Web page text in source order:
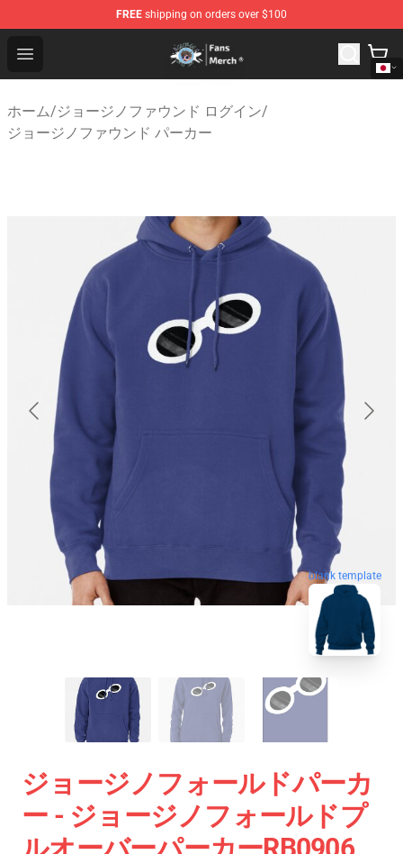
FREE shipping on orders over $100
Open menu
GeorgeNotFound Store - Official GeorgeNotFound
ホーム/ジョージノファウンド ログイン/
ジョージノファウンド パーカー
blank template
ジョージノフォールドパーカ
ー - ジョージノフォールドプ